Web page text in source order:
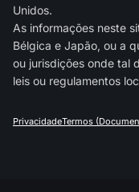
Unidos.
As informações neste
Bélgica e Japão, ou a
ou jurisdições onde tal
leis ou regulamentos
PrivacidadeTermos